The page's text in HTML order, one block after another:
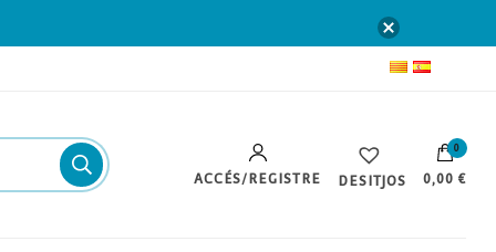
ACCÉS/REGISTRE DESITJOS
0
0,00 €